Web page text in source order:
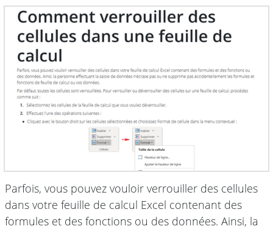
Parfois, vous pouvez vouloir verrouiller des cellules
dans votre feuille de calcul Excel contenant des
formules et des fonctions ou des données. Ainsi, la